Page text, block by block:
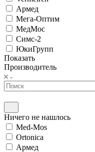
Армед
Мега-Оптим
МедМос
Симс-2
ЮкиГрупп
Показать
Производитель
Ничего не нашлось
Med-Mos
Ortonica
Армед